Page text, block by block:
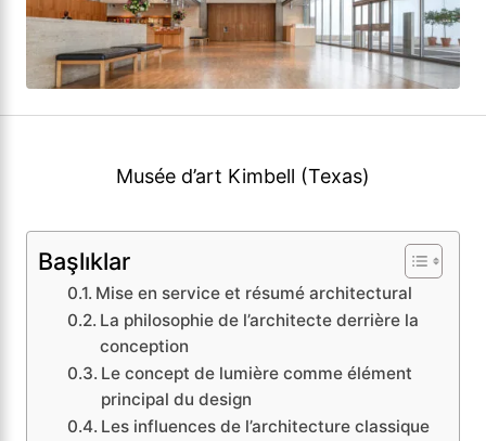
Musée d’art Kimbell (Texas)
Başlıklar
Mise en service et résumé architectural
La philosophie de l’architecte derrière la
conception
Le concept de lumière comme élément
principal du design
Les influences de l’architecture classique